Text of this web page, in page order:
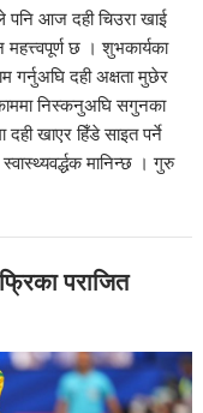
पनि आज दही चिउरा खाई
छ । शुभकार्यका
गर्नुअघि दही अक्षता मुछेर
निस्कनुअघि सगुनका
खाएर हिँडे साइत पर्ने
मानिन्छ । गुरु
पराजित